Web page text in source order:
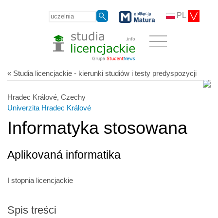
PL
« Studia licencjackie - kierunki studiów i testy predyspozycji
Hradec Králové, Czechy
Univerzita Hradec Králové
Informatyka stosowana
Aplikovaná informatika
I stopnia licencjackie
Spis treści